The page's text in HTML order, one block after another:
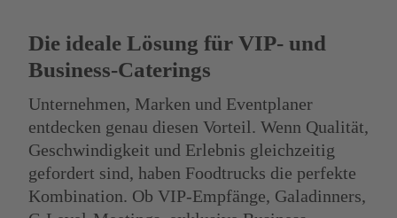
Die ideale Lösung für VIP- und
Business-Caterings
Unternehmen, Marken und Eventplaner
entdecken genau diesen Vorteil. Wenn Qualität,
Geschwindigkeit und Erlebnis gleichzeitig
gefordert sind, haben Foodtrucks die perfekte
Kombination. Ob VIP-Empfänge, Galadinners,